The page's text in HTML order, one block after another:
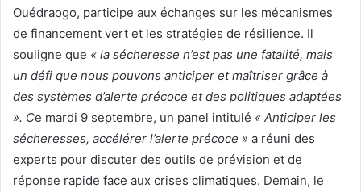
Ouédraogo, participe aux échanges sur les mécanismes
de financement vert et les stratégies de résilience. Il
souligne que « la sécheresse n’est pas une fatalité, mais
un défi que nous pouvons anticiper et maîtriser grâce à
des systèmes d’alerte précoce et des politiques adaptées
». Ce mardi 9 septembre, un panel intitulé « Anticiper les
sécheresses, accélérer l’alerte précoce » a réuni des
experts pour discuter des outils de prévision et de
réponse rapide face aux crises climatiques. Demain, le